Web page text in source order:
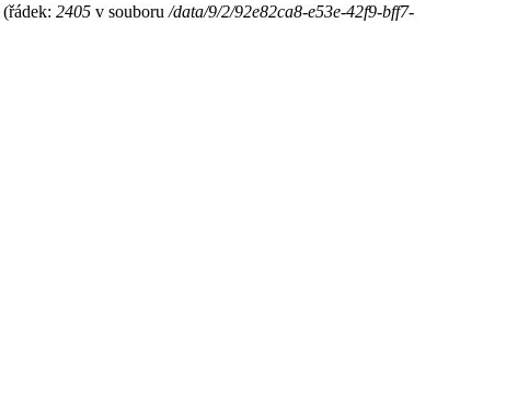
(řádek: 2405 v souboru /data/9/2/92e82ca8-e53e-42f9-bff7-